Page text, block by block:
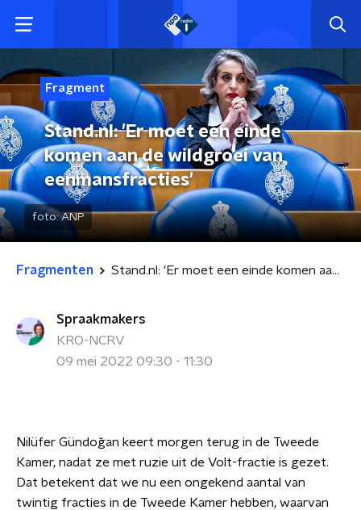
Fragment
Stand.nl: 'Er moet een einde
komen aan de wildgroei van
eenmansfracties'
foto:ANP
Fragmenten Stand.nl: 'Er moet een einde komen aan de wildgroei van eenmansfracties'
Spraakmakers
KRO-NCRV
09 mei 2022 09:30 - 11:30
Nilüfer Gündoğan keert morgen terug in de Tweede
Kamer, nadat ze met ruzie uit de Volt-fractie is gezet.
Dat betekent dat we nu een ongekend aantal van
twintig fracties in de Tweede Kamer hebben, waarvan